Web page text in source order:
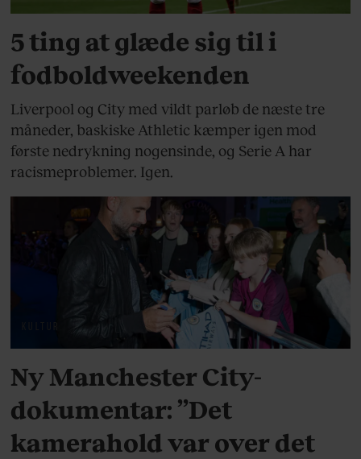
5 ting at glæde sig til i
fodboldweekenden
Liverpool og City med vildt parløb de næste tre
måneder, baskiske Athletic kæmper igen mod
første nedrykning nogensinde, og Serie A har
racismeproblemer. Igen.
Ny Manchester City-
dokumentar: ”Det
kamerahold var over det